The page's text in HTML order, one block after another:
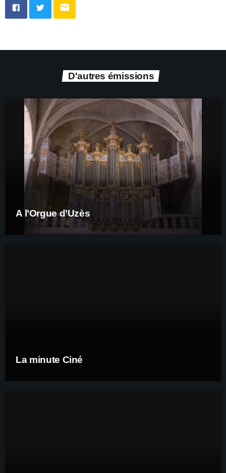
email
D'autres émissions
A l’Orgue d’Uzès
La minute Ciné